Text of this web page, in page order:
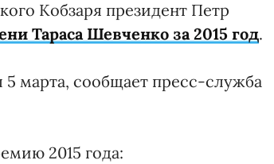
Кобзаря президент Петр
Тараса Шевченко за 2015 год.
марта, сообщает пресс-служба
2015 года: